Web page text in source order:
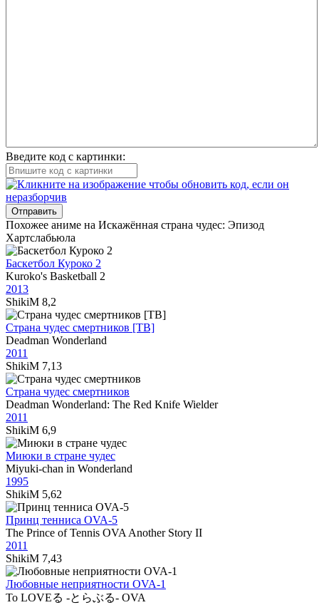
Введите код с картинки:
Отправить
Похожее аниме на Искажённая страна чудес: Эпизод
Хартслабьюла
Баскетбол Куроко 2
Kuroko's Basketball 2
2013
ShikiM 8,2
Страна чудес смертников [ТВ]
Deadman Wonderland
2011
ShikiM 7,13
Страна чудес смертников
Deadman Wonderland: The Red Knife Wielder
2011
ShikiM 6,9
Миюки в стране чудес
Miyuki-chan in Wonderland
1995
ShikiM 5,62
Принц тенниса OVA-5
The Prince of Tennis OVA Another Story II
2011
ShikiM 7,43
Любовные неприятности OVA-1
To LOVEる -とらぶる- OVA